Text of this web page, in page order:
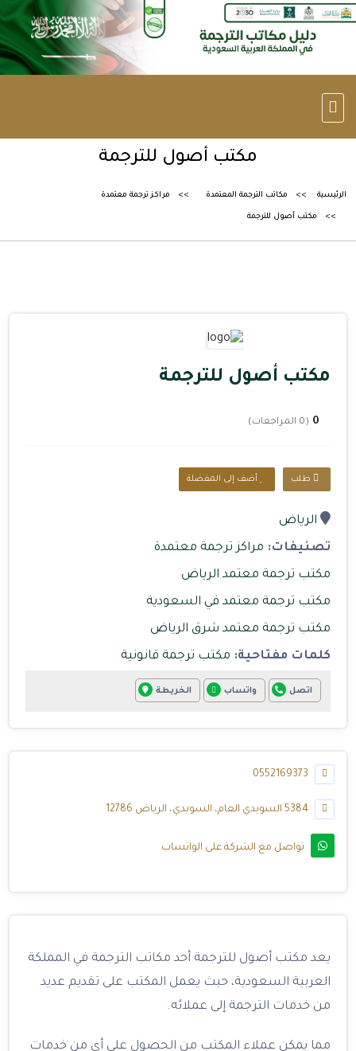
مكتب أصول للترجمة
الرئيسية مكاتب الترجمة المعتمدة مراكز ترجمة معتمدة
مكتب أصول للترجمة
مكتب أصول للترجمة
0 (0 المراجعات)
طلب أضف إلى المفضلة
الرياض
تصنيفات: مراكز ترجمة معتمدة
مكتب ترجمة معتمد الرياض
مكتب ترجمة معتمد في السعودية
مكتب ترجمة معتمد شرق الرياض
كلمات مفتاحية: مكتب ترجمة قانونية
اتصل واتساب الخريطة
تواصل مع الشركة على الواتساب
يعد مكتب أصول للترجمة أحد مكاتب الترجمة في المملكة
العربية السعودية، حيث يعمل المكتب على تقديم عديد
من خدمات الترجمة إلى عملائه.
مما يمكن عملاء المكتب من الحصول على أي من خدمات